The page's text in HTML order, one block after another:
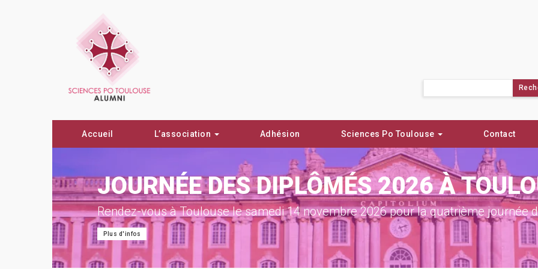
Accueil L’association Adhésion Sciences Po Toulouse Contact
JOURNÉE DES DIPLÔMÉS 2026 À
Rendez-vous à Toulouse le samedi 14 novembre 2026 pour la quatrième journée
Plus d'infos